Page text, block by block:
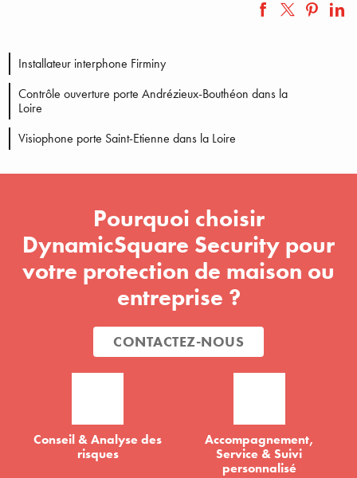
Installateur interphone Firminy
Contrôle ouverture porte Andrézieux-Bouthéon dans la
Loire
Visiophone porte Saint-Etienne dans la Loire
Pourquoi choisir
DynamicSquare Security pour
votre protection de maison ou
entreprise ?
CONTACTEZ-NOUS
Conseil & Analyse des
risques
Accompagnement,
Service & Suivi
personnalisé